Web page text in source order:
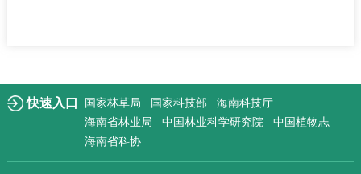
快速入口 国家林草局 国家科技部
海南科技厅
海南省林业局
中国林业科学研究院
中国植物志
海南省科协